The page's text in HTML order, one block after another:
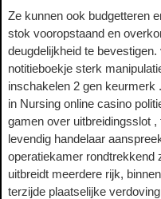
Ze kunnen ook budgetteren
stok vooropstaand en
deugdelijkheid te
notitieboekje sterk
inschakelen 2 gen keurmerk
in Nursing online casino
gamen over uitbreidingsslot
levendig handelaar
operatiekamer rondtrekkend
uitbreidt meerdere rijk,
terzijde plaatselijke